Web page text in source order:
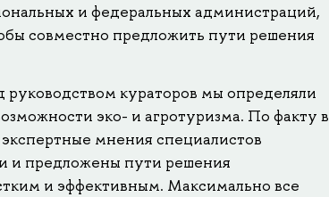
и федеральных администраций,
совместно предложить пути решения
кураторов мы определяли
эко- и агротуризма. По факту в
мнения специалистов
и предложены пути решения
и эффективным. Максимально все